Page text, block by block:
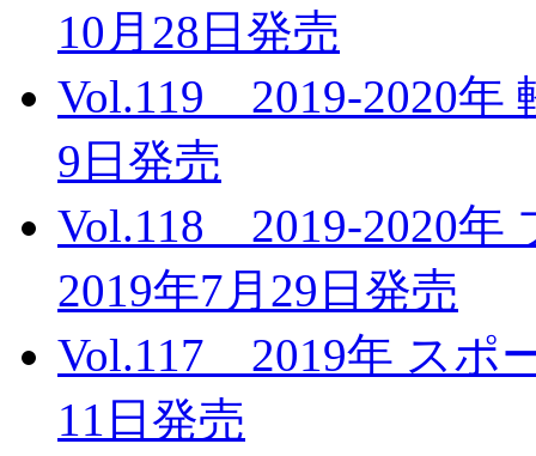
10月28日発売
Vol.119 2019-2020年
9日発売
Vol.118 2019-2020
2019年7月29日発売
Vol.117 2019年 スポ
11日発売